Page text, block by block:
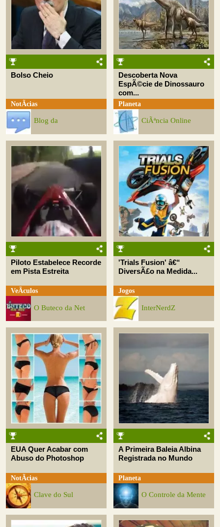
Bolso Cheio
NotÃ­cias
Blog da
Descoberta Nova
EspÃ©cie de Dinossauro
com...
Planeta
CiÃªncia Online
Piloto Estabelece Recorde
em Pista Estreita
VeÃ­culos
O Buteco da Net
'Trials Fusion' â€“
DiversÃ£o na Medida...
Jogos
InterNerdZ
EUA Quer Acabar com
Abuso do Photoshop
NotÃ­cias
Clave do Sul
A Primeira Baleia Albina
Registrada no Mundo
Planeta
O Controle da Mente